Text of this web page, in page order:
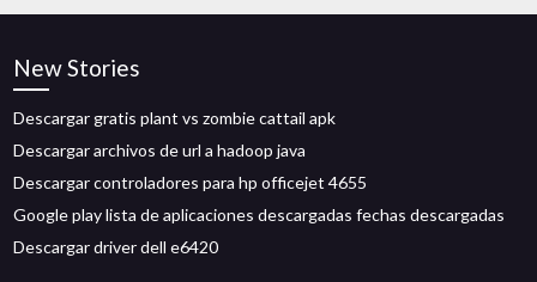
New Stories
Descargar gratis plant vs zombie cattail apk
Descargar archivos de url a hadoop java
Descargar controladores para hp officejet 4655
Google play lista de aplicaciones descargadas fechas descargadas
Descargar driver dell e6420